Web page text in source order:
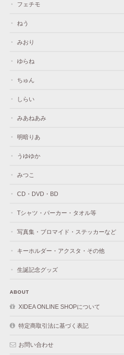
フェチモ
ねう
みおり
ゆらね
ちゅん
しらい
みあねあみ
明暗りあ
うゆゆか
みつこ
CD・DVD・BD
Tシャツ・パーカー・タオル等
写真集・ブロマイド・ステッカーなど
キーホルダー・アクスタ・その他
生誕記念グッズ
ABOUT
XIDEA ONLINE SHOPについて
特定商取引法に基づく表記
お問い合わせ